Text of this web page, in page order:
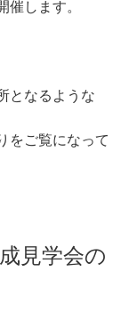
催します。
となるような
をご覧になって
見学会の